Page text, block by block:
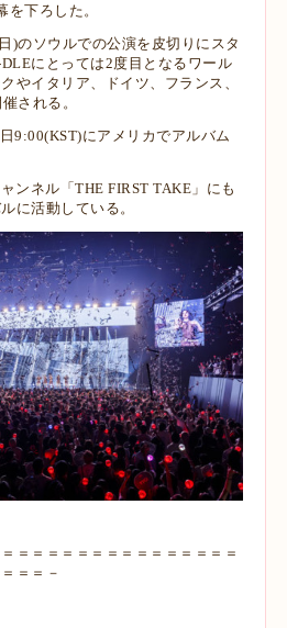
を下ろした。
)のソウルでの公演を皮切りにスタ
にとっては2度目となるワール
やイタリア、ドイツ、フランス、
される。
9:00(KST)にアメリカでアルバム
ンネル「THE FIRST TAKE」にも
に活動している。
＝＝＝＝＝＝＝＝＝＝＝＝＝＝＝
＝＝－